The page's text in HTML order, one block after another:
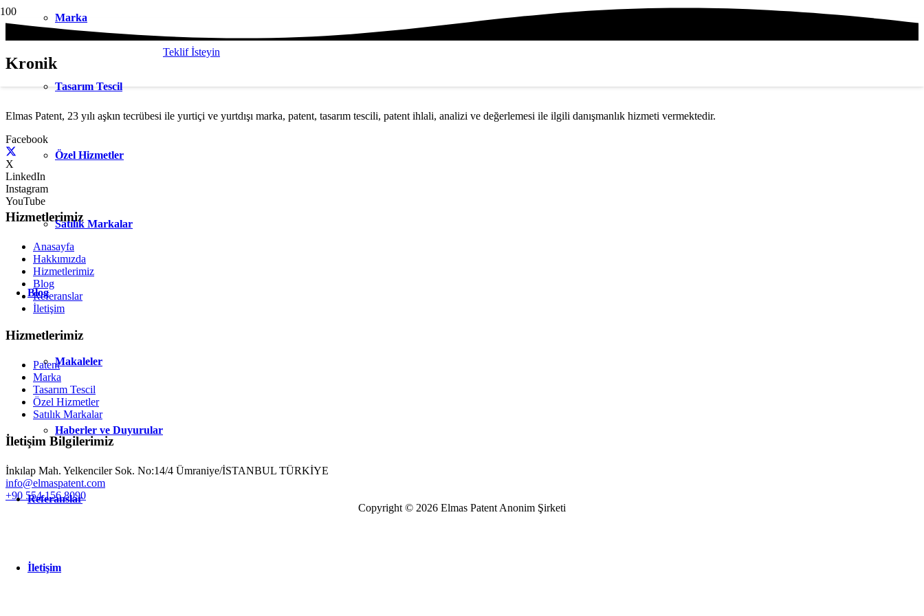
Marka
Tasarım Tescil
Özel Hizmetler
Satılık Markalar
Blog
Makaleler
Haberler ve Duyurular
Referanslar
İletişim
Teklif İsteyin
Kronik
Elmas Patent, 23 yılı aşkın tecrübesi ile yurtiçi ve yurtdışı marka, patent, tasarım tescili, patent ihlali, analizi ve değerlemesi ile ilgili danışmanlık hizmeti vermektedir.
Facebook
X
LinkedIn
Instagram
YouTube
Hizmetlerimiz
Anasayfa
Hakkımızda
Hizmetlerimiz
Blog
Referanslar
İletişim
Hizmetlerimiz
Patent
Marka
Tasarım Tescil
Özel Hizmetler
Satılık Markalar
İletişim Bilgilerimiz
İnkılap Mah. Yelkenciler Sok. No:14/4 Ümraniye/İSTANBUL TÜRKİYE
info@elmaspatent.com
+90 554 156 8090
Copyright © 2026 Elmas Patent Anonim Şirketi